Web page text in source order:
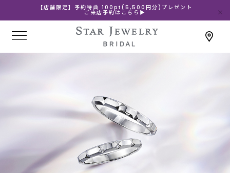
【店舗限定】予約特典 100pt(5,500円分)プレゼント
ご来店予約はこちら▶